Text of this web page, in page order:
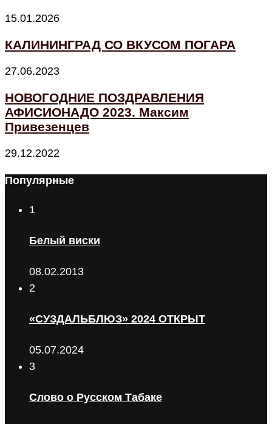
15.01.2026
КАЛИНИНГРАД СО ВКУСОМ ПОГАРА
27.06.2023
НОВОГОДНИЕ ПОЗДРАВЛЕНИЯ
АФИСИОНАДО 2023. Максим
Привезенцев
29.12.2022
Популярные
1
Белый виски
08.02.2013
2
«СУЗДАЛЬБЛЮЗ» 2024 ОТКРЫТ
05.07.2024
3
Слово о Русском Табаке